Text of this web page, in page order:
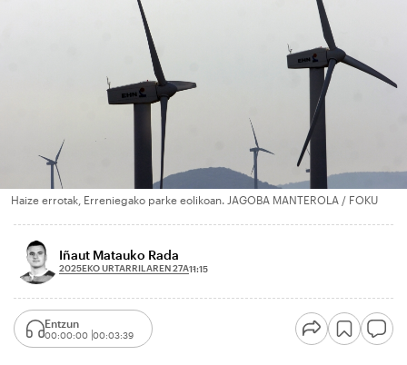
Haize errotak, Erreniegako parke eolikoan. JAGOBA MANTEROLA / FOKU
Iñaut Matauko Rada
2025EKO URTARRILAREN 27A11:15
Entzun
00:00:00 00:03:39